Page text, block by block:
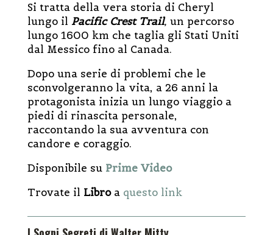
Si tratta della vera storia di Cheryl
lungo il Pacific Crest Trail, un percorso
lungo 1600 km che taglia gli Stati Uniti
dal Messico fino al Canada.
Dopo una serie di problemi che le
sconvolgeranno la vita, a 26 anni la
protagonista inizia un lungo viaggio a
piedi di rinascita personale,
raccontando la sua avventura con
candore e coraggio.
Disponibile su Prime Video
Trovate il Libroa questo link